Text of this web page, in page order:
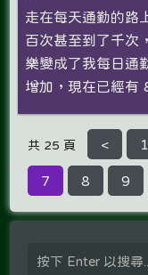
走在每天通勤的路
百次甚至到了千次
樂變成了我每日通
增加，現在已經有
共 25 頁 < 1
7 8 9